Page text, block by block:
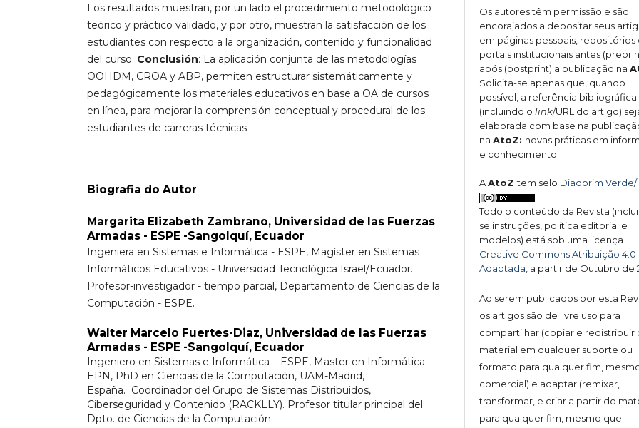
Los resultados muestran, por un lado el procedimiento metodológico
teórico y práctico validado, y por otro, muestran la satisfacción de los
estudiantes con respecto a la organización, contenido y funcionalidad
del curso. Conclusión: La aplicación conjunta de las metodologías
OOHDM, CROA y ABP, permiten estructurar sistemáticamente y
pedagógicamente los materiales educativos en base a OA de cursos
en línea, para mejorar la comprensión conceptual y procedural de los
estudiantes de carreras técnicas
Biografia do Autor
Margarita Elizabeth Zambrano, Universidad de las Fuerzas
Armadas - ESPE -Sangolquí, Ecuador
Ingeniera en Sistemas e Informática - ESPE, Magíster en Sistemas
Informáticos Educativos - Universidad Tecnológica Israel/Ecuador.
Profesor-investigador - tiempo parcial, Departamento de Ciencias de la
Computación - ESPE.
Walter Marcelo Fuertes-Diaz, Universidad de las Fuerzas
Armadas - ESPE -Sangolquí, Ecuador
Ingeniero en Sistemas e Informática – ESPE, Master en Informática –
EPN, PhD en Ciencias de la Computación, UAM-Madrid,
España. Coordinador del Grupo de Sistemas Distribuidos,
Ciberseguridad y Contenido (RACKLLY). Profesor titular principal del
Dpto. de Ciencias de la Computación
Os autores têm permissão e são
encorajados a depositar seus
em páginas pessoais, repositórios
portais institucionais antes
após (postprint) a publicação na
Solicita-se apenas que, quando
possível, a referência bibliográfica
(incluindo o link/URL do artigo)
elaborada com base na
naAtoZ: novas práticas em
e conhecimento.
AAtoZtem selo Diadorim Verde/
Todo o conteúdo da Revista
se instruções, política editorial e
modelos) está sob uma licença
Creative Commons Atribuição 4.0
Adaptada , a partir de Outubro de
Ao serem publicados por esta
os artigos são de livre uso para
compartilhar (copiar e redistribuir
material em qualquer suporte ou
formato para qualquer fim,
comercial) e adaptar (remixar,
transformar, e criar a partir do
para qualquer fim, mesmo que